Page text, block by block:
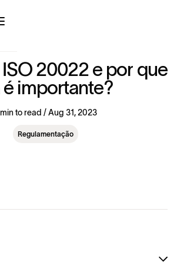
ISO 20022 e por que
é importante?
to read / Aug 31, 2023
Regulamentação